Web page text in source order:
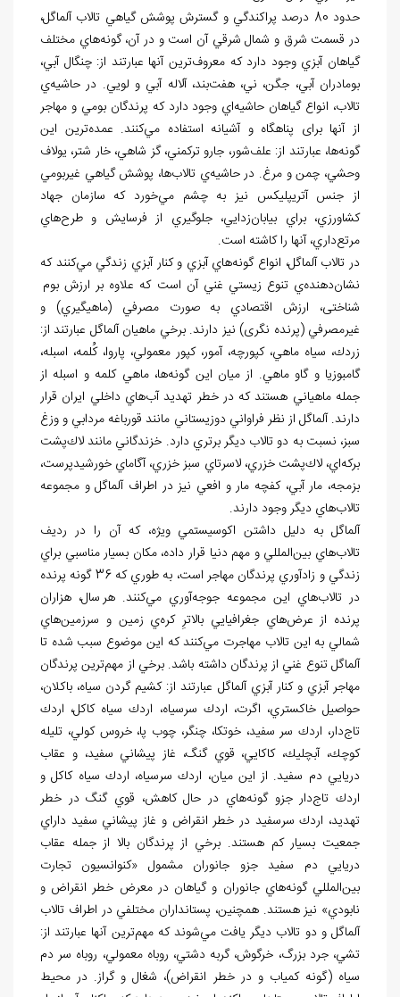
حدود 80 درصد پراكندگي و گسترش پوشش گياهي تالاب آلماگل،
در قسمت شرق و شمال شرقي آن است و در آن، گونههاي مختلف
گياهان آبزي وجود دارد كه معروفترين آن‏ها عبارتند از: چنگال آبي،
بومادران آبي، جگن، ني، هفتبند، آلاله آبي و لويي. در حاشيهي
تالاب، انواع گياهان حاشيهاي وجود دارد كه پرندگان بومي و مهاجر
از آن‏ها برای پناهگاه و آشيانه استفاده ميكنند. عمدهترين اين
گونهها، عبارتند از: علفشور، جارو تركمني، گز شاهي، خار شتر، يولاف
وحشي، چمن و مرغ. در حاشيهي تالابها، پوشش گياهي غيربومي
از جنس آتریپلیکس نيز به چشم ميخورد كه سازمان جهاد
كشاورزي، براي بيابانزدايي، جلوگيري از فرسايش و طرحهاي
مرتعداري، آن‏ها را كاشته است.
در تالاب آلماگل، انواع گونههاي آبزي و كنار آبزي زندگي ميكنند كه
نشاندهندهي تنوع زيستي غني آن است كه علاوه بر ارزش بوم
شناختی، ارزش اقتصادي به صورت مصرفي (ماهيگيري) و
غيرمصرفي (پرنده نگری) نيز دارند. برخي ماهيان آلماگل عبارتند از:
زردك، سياه ماهي، كپورچه، آمور، كپور معمولي، پاروا، كُلمه، اسبله،
گامبوزيا و گاو ماهي. از ميان اين گونهها، ماهي كلمه و اسبله از
جمله ماهياني هستند كه در خطر تهديد آبهاي داخلي ايران قرار
دارند. آلماگل از نظر فراواني دوزيستاني مانند قورباغه مردابي و وزغ
سبز، نسبت به دو تالاب ديگر برتري دارد. خزندگاني مانند لاكپشت
بركهاي، لاكپشت خزري، لاسرتاي سبز خزري، آگاماي خورشيدپرست،
بزمجه، مار آبي، كفچه مار و افعي نيز در اطراف آلماگل و مجموعه
تالابهاي ديگر وجود دارند.
آلماگل به دليل داشتن اكوسيستمي ويژه، كه آن را در رديف
تالابهاي بينالمللي و مهم دنيا قرار داده، مكان بسيار مناسبي براي
زندگي و زادآوري پرندگان مهاجر است، به طوري كه 36 گونه پرنده
در تالابهاي اين مجموعه جوجهآوري ميكنند. هر سال، هزاران
پرنده از عرضهاي جغرافيايي بالاترِ كرهي زمين و سرزمينهاي
شمالي به اين تالاب مهاجرت ميكنند كه اين موضوع سبب شده تا
آلماگل تنوع غني از پرندگان داشته باشد. برخي از مهمترين پرندگان
مهاجر آبزي و كنار آبزي آلماگل عبارتند از: كشيم گردن سياه، باكلان،
حواصيل خاكستري، اگرت، اردك سرسياه، اردك سياه كاكل، اردك
تاجدار، اردك سر سفيد، خوتكا، چنگر، چوب پا، خروس كولي، تليله
كوچك، آبچليك، كاكايي، قوي گنگ، غاز پيشاني سفيد، و عقاب
دريايي دم سفيد. از اين ميان، اردك سرسياه، اردك سياه كاكل و
اردك تاجدار جزو گونههاي در حال كاهش، قوي گنگ در خطر
تهديد، اردك سرسفيد در خطر انقراض و غاز پيشاني سفيد داراي
جمعيت بسيار كم هستند. برخي از پرندگان بالا از جمله عقاب
دريايي دم سفيد جزو جانوران مشمول «كنوانسيون تجارت
بينالمللي گونههاي جانوران و گياهان در معرض خطر انقراض و
نابودي» نيز هستند. همچنين، پستانداران مختلفي در اطراف تالاب
آلماگل و دو تالاب ديگر يافت ميشوند كه مهمترين آن‏ها عبارتند از:
تشي، جرد بزرگ، خرگوش، گربه دشتي، روباه معمولي، روباه سر دم
سياه (گونه كمياب و در خطر انقراض)، شغال و گراز. در محيط